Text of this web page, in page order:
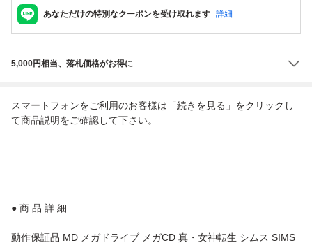
あなただけの特別なクーポンを受け取れます 詳細
5,000円相当、落札価格がお得に
スマートフォンをご利用のお客様は「続きを見る」をクリックし
て商品説明をご確認して下さい。
● 商 品 詳 細
動作保証品 MD メガドライブ メガCD 真・女神転生 シムス SIMS